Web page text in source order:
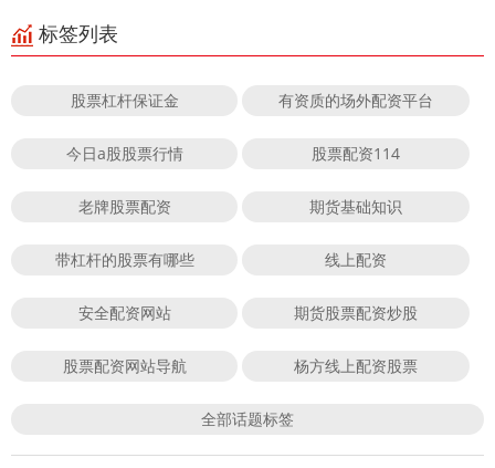
标签列表
股票杠杆保证金 有资质的场外配资平台
今日a股股票行情 股票配资114
老牌股票配资 期货基础知识
带杠杆的股票有哪些 线上配资
安全配资网站 期货股票配资炒股
股票配资网站导航 杨方线上配资股票
全部话题标签